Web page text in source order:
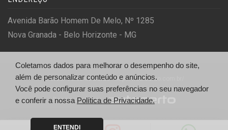
Avenida Barão Homem De Melo, Nº 1285
Nova Granada - Belo Horizonte - MG
© Wcar Veiculos Barão - http://wcarbarao.com.br/
Desenvolvido por
Coletamos dados para melhorar o desempenho do site,
além de personalizar conteúdo e anúncios.
Você pode configurar suas preferências no seu navegador
e conferir a nossa Política de Privacidade.
ENTENDI